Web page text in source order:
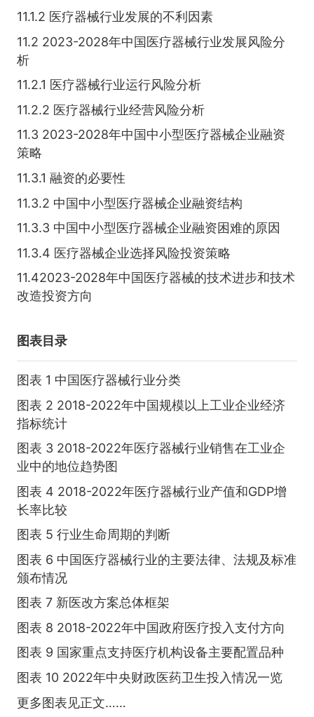
11.1.2 医疗器械行业发展的不利因素
11.2 2023-2028年中国医疗器械行业发展风险分
析
11.2.1 医疗器械行业运行风险分析
11.2.2 医疗器械行业经营风险分析
11.3 2023-2028年中国中小型医疗器械企业融资
策略
11.3.1 融资的必要性
11.3.2 中国中小型医疗器械企业融资结构
11.3.3 中国中小型医疗器械企业融资困难的原因
11.3.4 医疗器械企业选择风险投资策略
11.42023-2028年中国医疗器械的技术进步和技术
改造投资方向
图表目录
图表 1 中国医疗器械行业分类
图表 2 2018-2022年中国规模以上工业企业经济
指标统计
图表 3 2018-2022年医疗器械行业销售在工业企
业中的地位趋势图
图表 4 2018-2022年医疗器械行业产值和GDP增
长率比较
图表 5 行业生命周期的判断
图表 6 中国医疗器械行业的主要法律、法规及标准
颁布情况
图表 7 新医改方案总体框架
图表 8 2018-2022年中国政府医疗投入支付方向
图表 9 国家重点支持医疗机构设备主要配置品种
图表 10 2022年中央财政医药卫生投入情况一览
更多图表见正文……